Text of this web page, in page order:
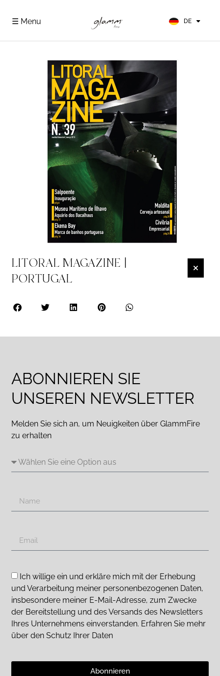
☰ Menu DE
ES
LITORAL MAGAZINE |
PORTUGAL
ABONNIEREN SIE
UNSEREN NEWSLETTER
Melden Sie sich an, um Neuigkeiten über GlammFire
zu erhalten
Ich willige ein und erkläre mich mit der Erhebung
und Verarbeitung meiner personenbezogenen Daten,
insbesondere meiner E-Mail-Adresse, zum Zwecke
der Bereitstellung und des Versands des Newsletters
Ihres Unternehmens einverstanden. Erfahren Sie mehr
über den Schutz Ihrer Daten
Abonnieren